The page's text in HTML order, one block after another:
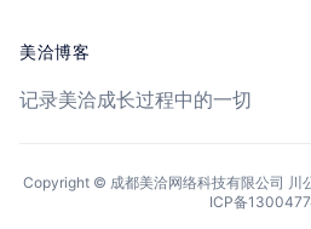
美洽博客
记录美洽成长过程中的一切
Copyright © 成都美洽网络科技有限公司 川
ICP备